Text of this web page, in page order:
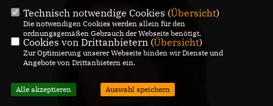
Technisch notwendige Cookies (Übersicht)
Die notwendigen Cookies werden allein für den
ordnungsgemäßen Gebrauch der Webseite benötigt.
Cookies von Drittanbietern (Übersicht)
Zur Optimierung unserer Webseite binden wir Dienste und
Angebote von Drittanbietern ein.
Alle akzeptieren Auswahl speichern